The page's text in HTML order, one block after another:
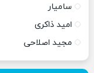
سامیار
امید ذاکری
مجید اصلاحی